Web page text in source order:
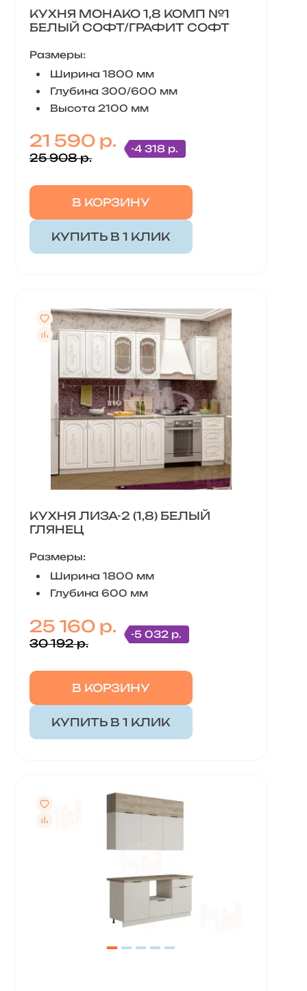
КУХНЯ МОНАКО 1,8 КОМП №1
БЕЛЫЙ СОФТ/ГРАФИТ СОФТ
Размеры:
Ширина 1800 мм
Глубина 300/600 мм
Высота 2100 мм
21 590 р.
25 908 р.
-4 318 р.
В КОРЗИНУ
КУПИТЬ В 1 КЛИК
КУХНЯ ЛИЗА-2 (1,8) БЕЛЫЙ
ГЛЯНЕЦ
Размеры:
Ширина 1800 мм
Глубина 600 мм
25 160 р.
30 192 р.
-5 032 р.
В КОРЗИНУ
КУПИТЬ В 1 КЛИК